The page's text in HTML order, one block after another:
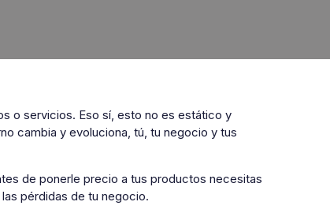
o servicios. Eso sí, esto no es estático y
cambia y evoluciona, tú, tu negocio y tus
de ponerle precio a tus productos necesitas
pérdidas de tu negocio.